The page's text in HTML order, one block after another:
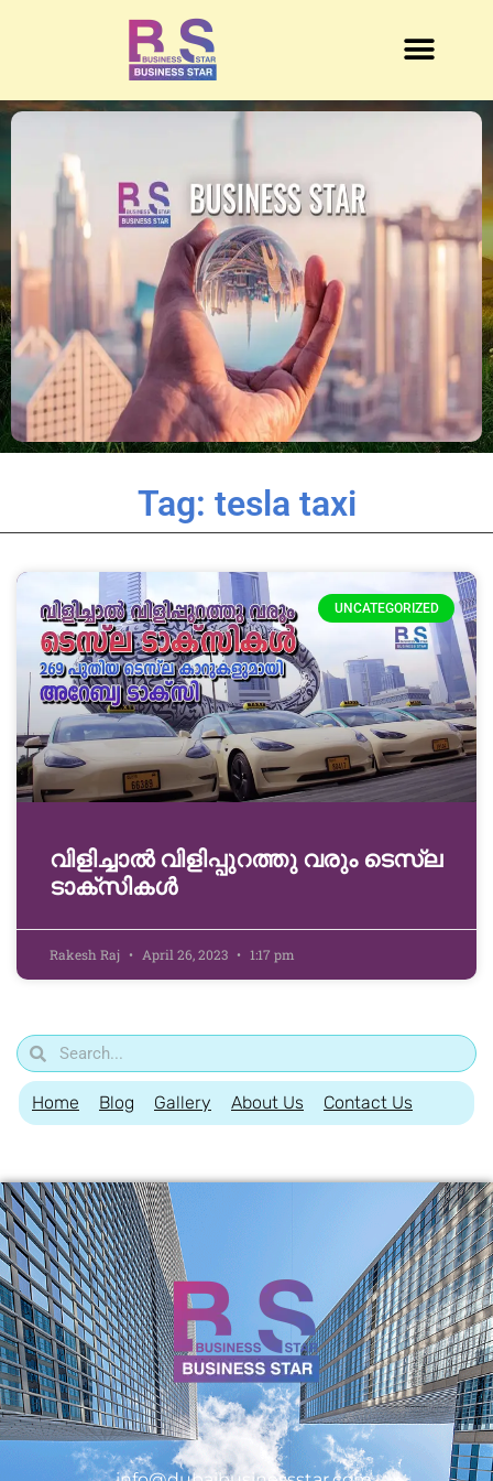
Tag: tesla taxi
UNCATEGORIZED
വിളിച്ചാൽ വിളിപ്പുറത്തു വരും ടെസ്‌ല
ടാക്‌സികൾ
Rakesh Raj April 26, 2023 1:17 pm
Home Blog Gallery About Us Contact Us